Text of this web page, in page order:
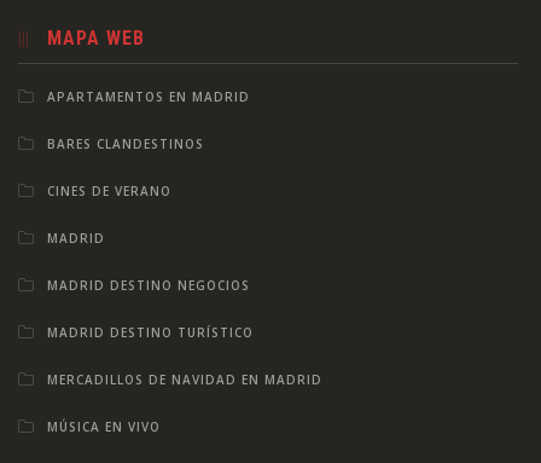
MAPA WEB
APARTAMENTOS EN MADRID
BARES CLANDESTINOS
CINES DE VERANO
MADRID
MADRID DESTINO NEGOCIOS
MADRID DESTINO TURÍSTICO
MERCADILLOS DE NAVIDAD EN MADRID
MÚSICA EN VIVO